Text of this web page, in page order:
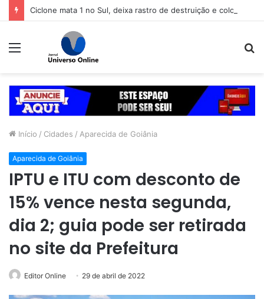
Menu
Início / Cidades / Aparecida de Goiânia
Aparecida de Goiânia
IPTU e ITU com desconto de
15% vence nesta segunda,
dia 2; guia pode ser retirada
no site da Prefeitura
Editor Online 29 de abril de 2022